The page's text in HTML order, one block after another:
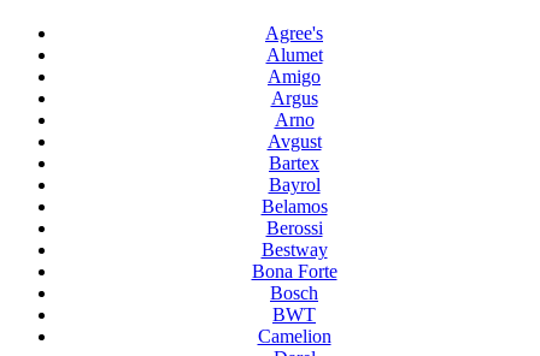
Agree's
Alumet
Amigo
Argus
Arno
Avgust
Bartex
Bayrol
Belamos
Berossi
Bestway
Bona Forte
Bosch
BWT
Camelion